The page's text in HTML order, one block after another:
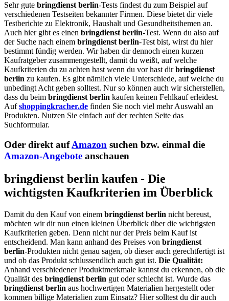
Sehr gute bringdienst berlin-Tests findest du zum Beispiel auf
verschiedenen Testseiten bekannter Firmen. Diese bietet dir viele
Testberichte zu Elektronik, Haushalt und Gesundheitsthemen an.
Auch hier gibt es einen bringdienst berlin-Test. Wenn du also auf
der Suche nach einem bringdienst berlin-Test bist, wirst du hier
bestimmt fündig werden. Wir haben dir dennoch einen kurzen
Kaufratgeber zusammengestellt, damit du weißt, auf welche
Kaufkriterien du zu achten hast wenn du vor hast dirbringdienst
berlin zu kaufen. Es gibt nämlich viele Unterschiede, auf welche du
unbedingt Acht geben solltest. Nur so können auch wir sicherstellen,
dass du beim bringdienst berlin kaufen keinen Fehlkauf erleidest.
Aufshoppingkracher.de finden Sie noch viel mehr Auswahl an
Produkten. Nutzen Sie einfach auf der rechten Seite das
Suchformular.
Oder direkt aufAmazon suchen bzw. einmal die
Amazon-Angebote anschauen
bringdienst berlin kaufen - Die
wichtigsten Kaufkriterien im Überblick
Damit du den Kauf von einem bringdienst berlin nicht bereust,
möchten wir dir nun einen kleinen Überblick über die wichtigsten
Kaufkriterien geben. Denn nicht nur der Preis beim Kauf ist
entscheidend. Man kann anhand des Preises von bringdienst
berlin-Produkten nicht genau sagen, ob dieser auch gerechtfertigt ist
und ob das Produkt schlussendlich auch gut ist. Die Qualität:
Anhand verschiedener Produktmerkmale kannst du erkennen, ob die
Qualität des bringdienst berlin gut oder schlecht ist. Wurde das
bringdienst berlin aus hochwertigen Materialien hergestellt oder
kommen billige Materialien zum Einsatz? Hier solltest du dir auch